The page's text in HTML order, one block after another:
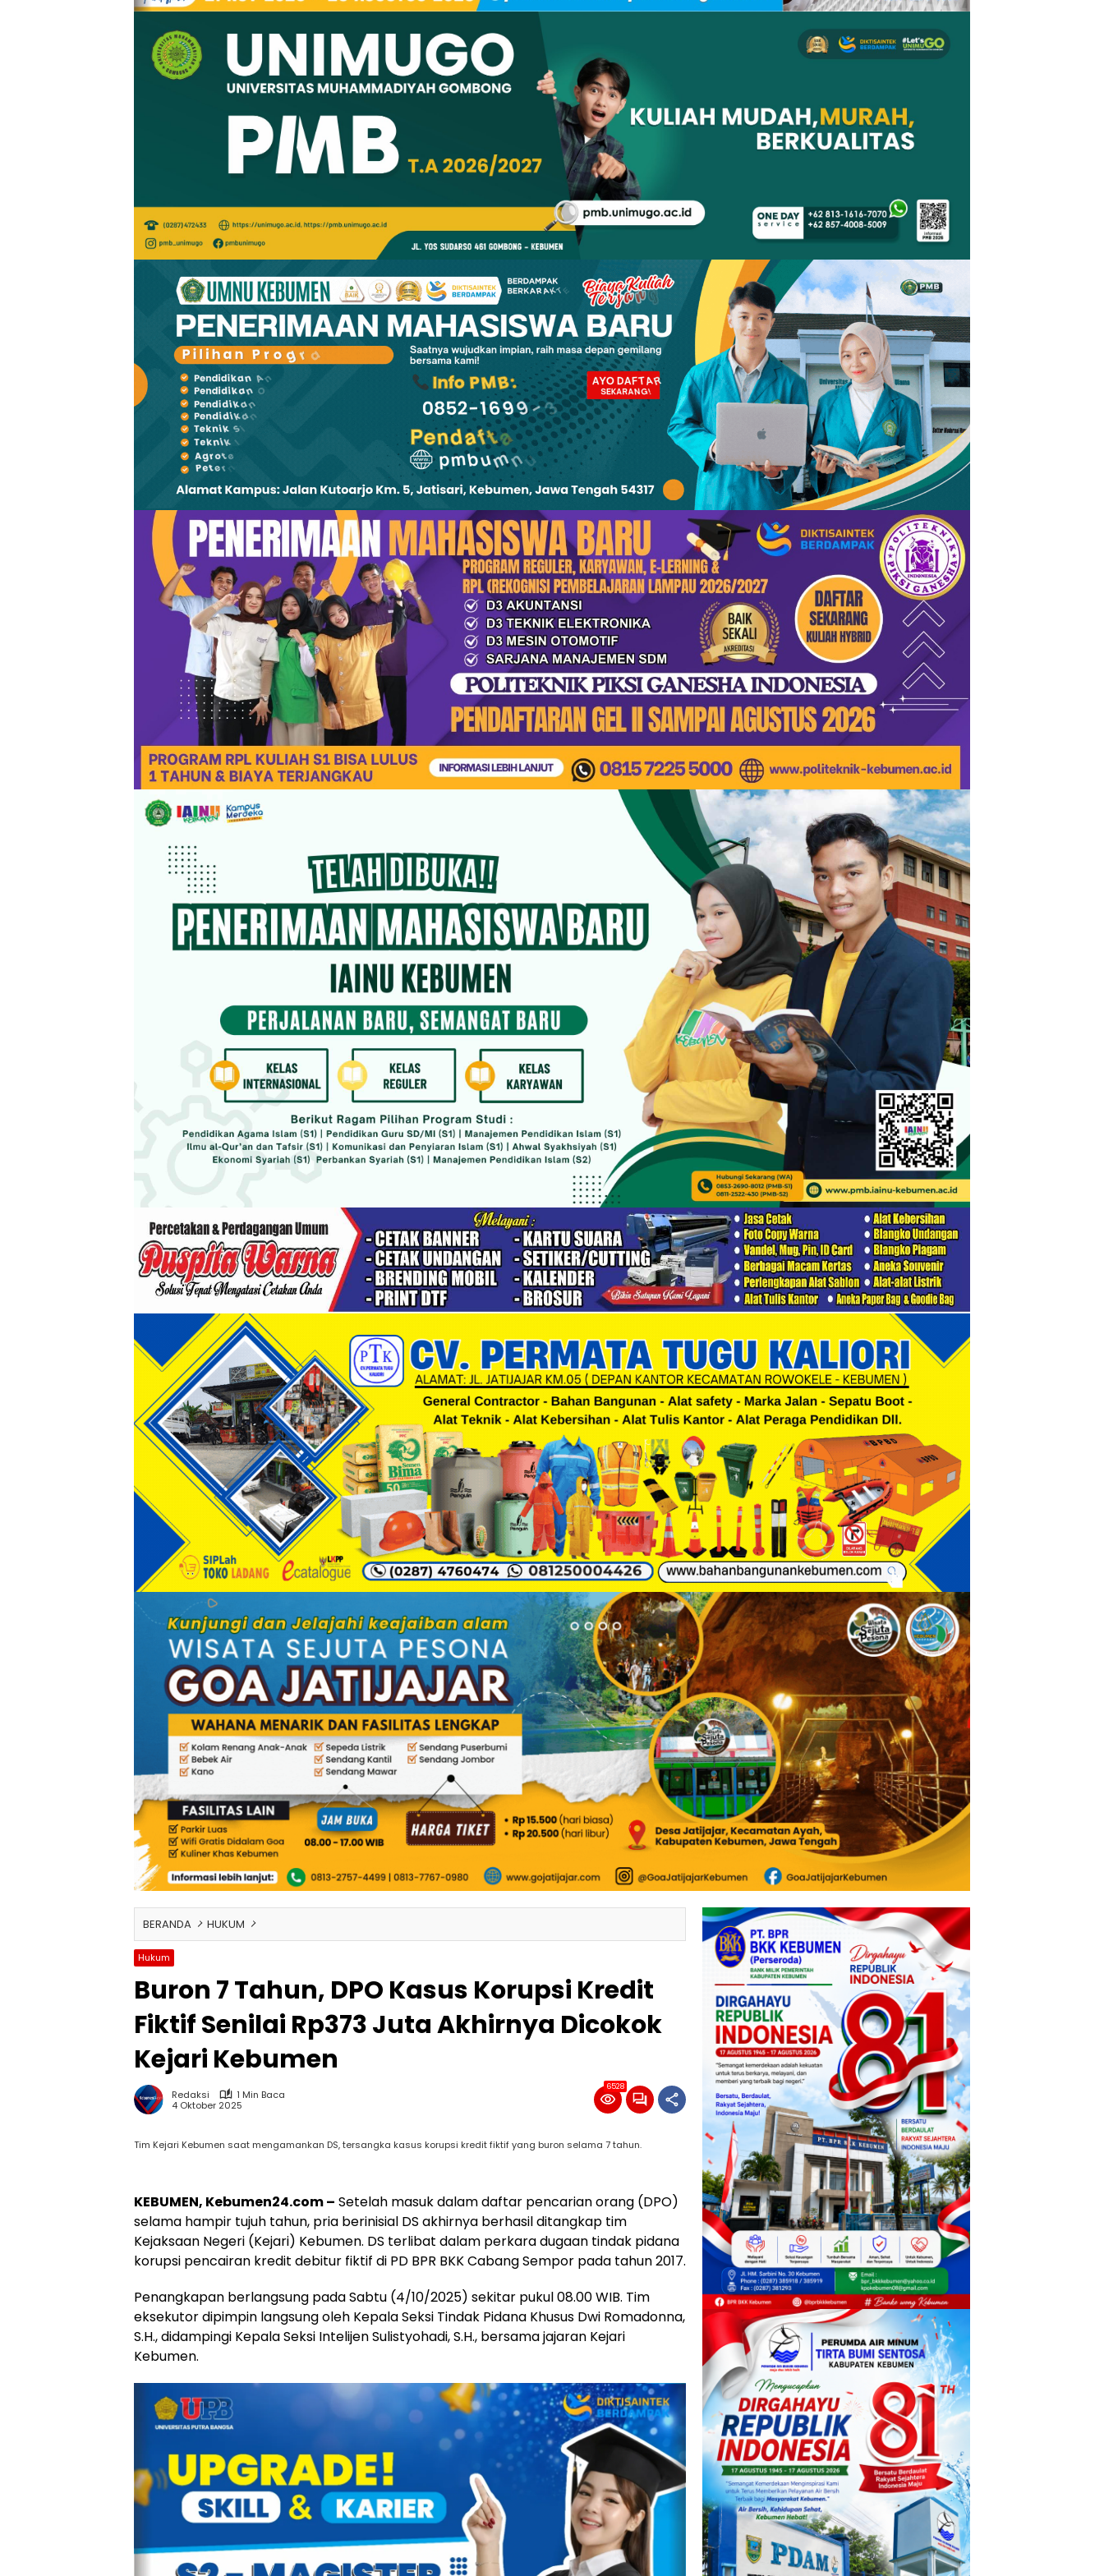
BERANDA HUKUM
Hukum
Buron 7 Tahun, DPO Kasus Korupsi Kredit
Fiktif Senilai Rp373 Juta Akhirnya Dicokok
Kejari Kebumen
Redaksi
1 Min Baca
4 Oktober 2025
6528
Tim Kejari Kebumen saat mengamankan DS, tersangka kasus korupsi kredit fiktif yang buron selama 7 tahun.
KEBUMEN, Kebumen24.com – Setelah masuk dalam daftar pencarian orang (DPO)
selama hampir tujuh tahun, pria berinisial DS akhirnya berhasil ditangkap tim
Kejaksaan Negeri (Kejari) Kebumen. DS terlibat dalam perkara dugaan tindak pidana
korupsi pencairan kredit debitur fiktif di PD BPR BKK Cabang Sempor pada tahun 2017.
Penangkapan berlangsung pada Sabtu (4/10/2025) sekitar pukul 08.00 WIB. Tim
eksekutor dipimpin langsung oleh Kepala Seksi Tindak Pidana Khusus Dwi Romadonna,
S.H., didampingi Kepala Seksi Intelijen Sulistyohadi, S.H., bersama jajaran Kejari
Kebumen.